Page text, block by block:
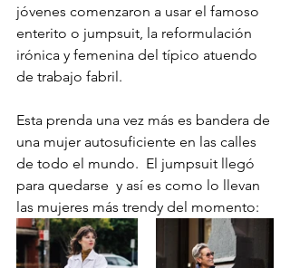
jóvenes comenzaron a usar el famoso
enterito o jumpsuit, la reformulación
irónica y femenina del típico atuendo
de trabajo fabril.
Esta prenda una vez más es bandera de
una mujer autosuficiente en las calles
de todo el mundo.  El jumpsuit llegó
para quedarse  y así es como lo llevan
las mujeres más trendy del momento: